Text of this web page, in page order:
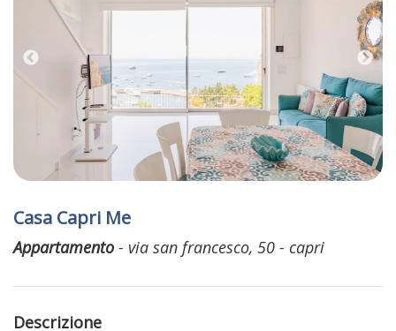
Previous
Casa Capri Me
Appartamento - via san francesco, 50 - capri
Descrizione